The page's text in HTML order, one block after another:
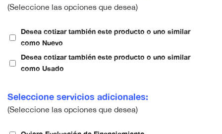
(Seleccione las opciones que desea)
Desea cotizar también este producto o uno similar
como Nuevo
Desea cotizar también este producto o uno similar
como Usado
Seleccione servicios adicionales:
(Seleccione las opciones que desea)